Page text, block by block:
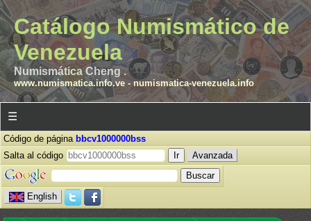
Catálogo Numismático de
Venezuela
Numismática Cheng .
www.numismatica.info.ve- numismatica-venezuela.info
☰
Código de página bbcv1000000bss
Salta al código
Avanzada
English